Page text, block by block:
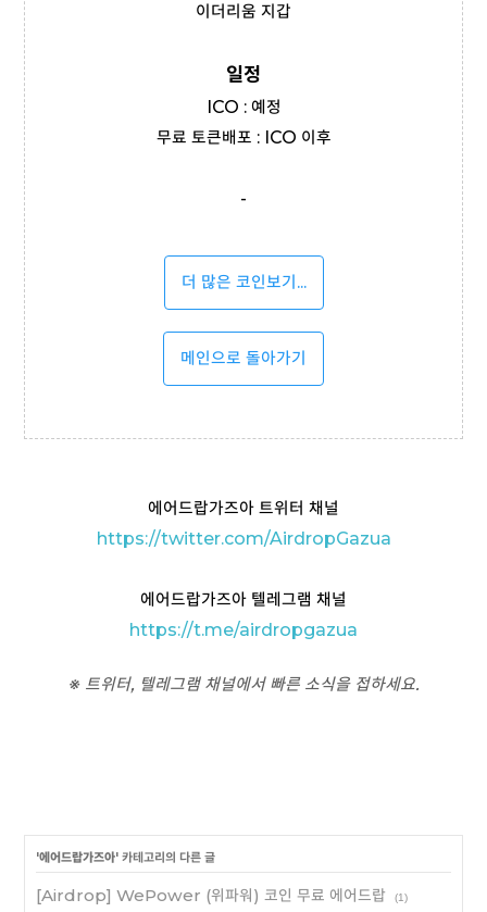
이더리움 지갑
일정
ICO : 예정
무료 토큰배포 : ICO 이후
-
더 많은 코인보기...
메인으로 돌아가기
에어드랍가즈아 트위터 채널
https://twitter.com/AirdropGazua
에어드랍가즈아 텔레그램 채널
https://t.me/airdropgazua
※ 트위터, 텔레그램 채널에서 빠른 소식을 접하세요.
'에어드랍가즈아' 카테고리의 다른 글
[Airdrop] WePower (위파워) 코인 무료 에어드랍 (1)